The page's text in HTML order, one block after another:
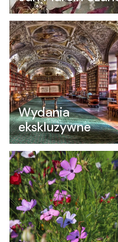
Wydania
ekskluzywne